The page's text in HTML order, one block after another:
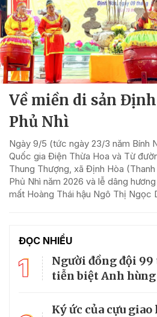
Về miền di sản
Phủ Nhì
Ngày 9/5 (tức ngày 23/3 năm Bính
Quốc gia Điện Thừa Hoa và Từ
Thung Thượng, xã Định Hòa
Phủ Nhì năm 2026 và lễ dâng
mất Hoàng Thái hậu Ngô Thị Ngọc
ĐỌC NHIỀU
1
Người đồng đội
tiễn biệt Anh hùng
Ký ức của cựu